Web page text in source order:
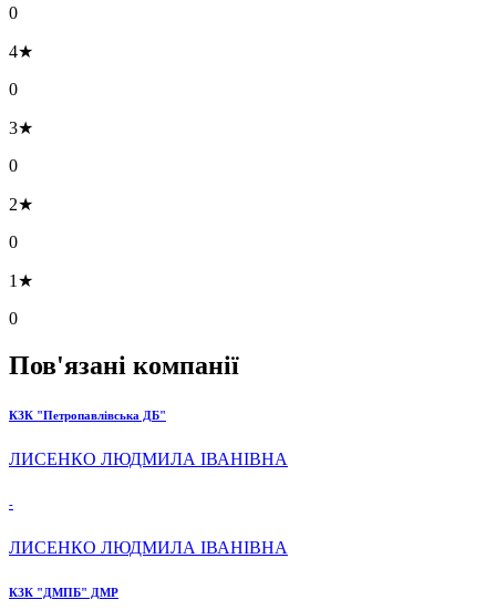
0
4★
0
3★
0
2★
0
1★
0
Пов'язані компанії
КЗК "Петропавлівська ДБ"
ЛИСЕНКО ЛЮДМИЛА ІВАНІВНА
-
ЛИСЕНКО ЛЮДМИЛА ІВАНІВНА
КЗК "ДМПБ" ДМР